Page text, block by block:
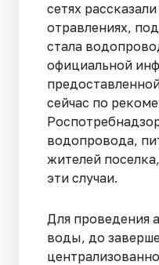
сетях
отравлениях,
стала
официальной
сейчас по
водопровода,
жителей
эти случаи.
Для проведения
воды, до